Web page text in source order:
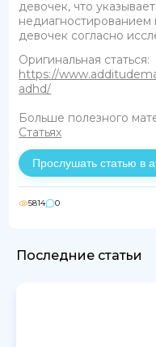
девочек, что
девочек согласно
Оригинальная статься:
https://
adhd/
Больше полезного
Статьях
Прослушать статью в
5814 0
Последние статьи